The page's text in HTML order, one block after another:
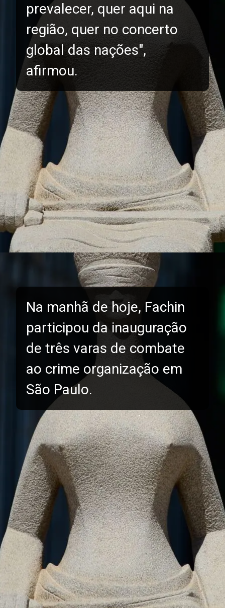
prevalecer, quer aqui na
região, quer no concerto
global das nações",
afirmou.
Na manhã de hoje, Fachin
participou da inauguração
de três varas de combate
ao crime organização em
São Paulo.